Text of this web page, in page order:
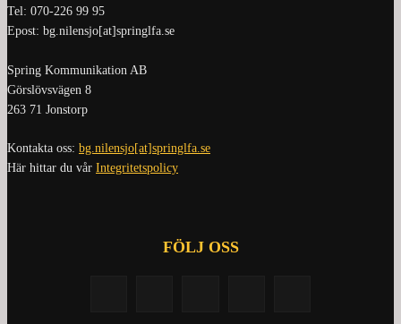
Tel: 070-226 99 95
Epost: bg.nilensjo[at]springlfa.se
Spring Kommunikation AB
Görslövsvägen 8
263 71 Jonstorp
Kontakta oss: bg.nilensjo[at]springlfa.se
Här hittar du vår Integritetspolicy
FÖLJ OSS